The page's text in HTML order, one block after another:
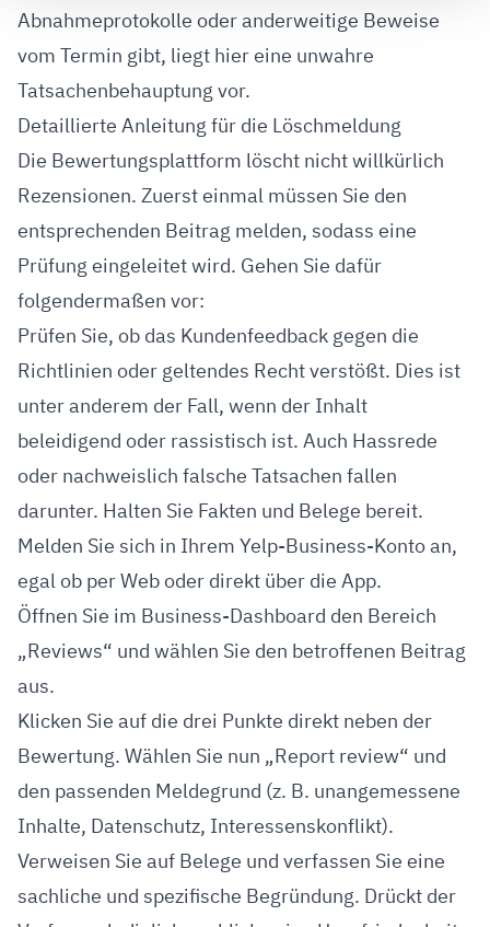
Abnahmeprotokolle oder anderweitige Beweise
vom Termin gibt, liegt hier eine unwahre
Tatsachenbehauptung vor.
Detaillierte Anleitung für die Löschmeldung
Die Bewertungsplattform löscht nicht willkürlich
Rezensionen. Zuerst einmal müssen Sie den
entsprechenden Beitrag melden, sodass eine
Prüfung eingeleitet wird. Gehen Sie dafür
folgendermaßen vor:
Prüfen Sie, ob das Kundenfeedback gegen die
Richtlinien oder geltendes Recht verstößt. Dies ist
unter anderem der Fall, wenn der Inhalt
beleidigend oder rassistisch ist. Auch Hassrede
oder nachweislich falsche Tatsachen fallen
darunter. Halten Sie Fakten und Belege bereit.
Melden Sie sich in Ihrem Yelp-Business-Konto an,
egal ob per Web oder direkt über die App.
Öffnen Sie im Business-Dashboard den Bereich
„Reviews“ und wählen Sie den betroffenen Beitrag
aus.
Klicken Sie auf die drei Punkte direkt neben der
Bewertung. Wählen Sie nun „Report review“ und
den passenden Meldegrund (z. B. unangemessene
Inhalte, Datenschutz, Interessenskonflikt).
Verweisen Sie auf Belege und verfassen Sie eine
sachliche und spezifische Begründung. Drückt der